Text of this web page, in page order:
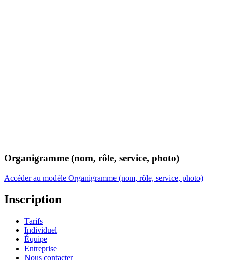
Organigramme (nom, rôle, service, photo)
Accéder au modèle Organigramme (nom, rôle, service, photo)
Inscription
Tarifs
Individuel
Équipe
Entreprise
Nous contacter